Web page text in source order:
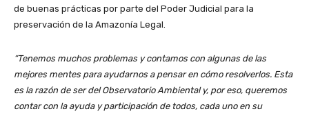
de buenas prácticas por parte del Poder Judicial para la
preservación de la Amazonía Legal.
“Tenemos muchos problemas y contamos con algunas de las
mejores mentes para ayudarnos a pensar en cómo resolverlos. Esta
es la razón de ser del Observatorio Ambiental y, por eso, queremos
contar con la ayuda y participación de todos, cada uno en su